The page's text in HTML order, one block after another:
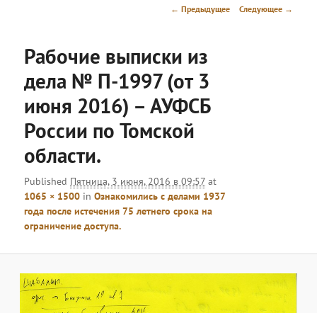
Навигация
← Предыдущее Следующее →
Рабочие выписки из
дела № П-1997 (от 3
июня 2016) – АУФСБ
России по Томской
области.
Published Пятница, 3 июня, 2016 в 09:57 at
1065 × 1500 inОзнакомились с делами 1937
года после истечения 75 летнего срока на
ограничение доступа.